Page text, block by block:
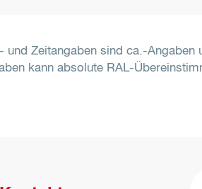
und Zeitangaben sind ca.-Angaben
kann absolute RAL-